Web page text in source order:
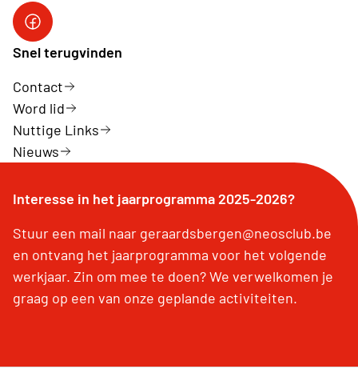
FACEBOOK
Snel terugvinden
Contact
Word lid
Nuttige Links
Nieuws
Interesse in het jaarprogramma 2025-2026?
Stuur een mail naar geraardsbergen@neosclub.be
en ontvang het jaarprogramma voor het volgende
werkjaar. Zin om mee te doen? We verwelkomen je
graag op een van onze geplande activiteiten.